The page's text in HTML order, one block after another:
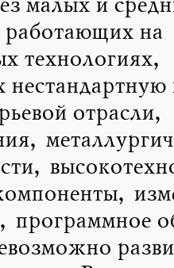
малых и
на
технологиях,
отрасли,
программное